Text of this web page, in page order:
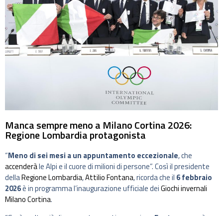
Manca sempre meno a Milano Cortina 2026:
Regione Lombardia protagonista
“Meno di sei mesi a un appuntamento eccezionale, che
accenderàle Alpi e il cuore di milioni di persone”. Così il presidente
dellaRegione Lombardia,Attilio Fontana, ricorda che il 6 febbraio
2026è in programma l’inaugurazione ufficiale deiGiochi invernali
Milano Cortina.